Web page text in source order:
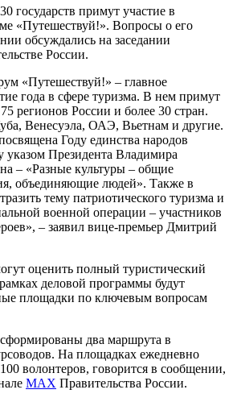
государств примут участие в
«Путешествуй!». Вопросы о его
обсуждались на заседании
России.
«Путешествуй!» – главное
года в сфере туризма. В нем примут
регионов России и более 30 стран.
Венесуэла, ОАЭ, Вьетнам и другие.
Году единства народов
указом Президента Владимира
– «Разные культуры – общие
объединяющие людей». Также в
тему патриотического туризма и
военной операции – участников
– заявил вице-премьер Дмитрий
оценить полный туристический
деловой программы будут
площадки по ключевым вопросам
два маршрута в
На площадках ежедневно
волонтеров, говорится в сообщении,
MAX Правительства России.